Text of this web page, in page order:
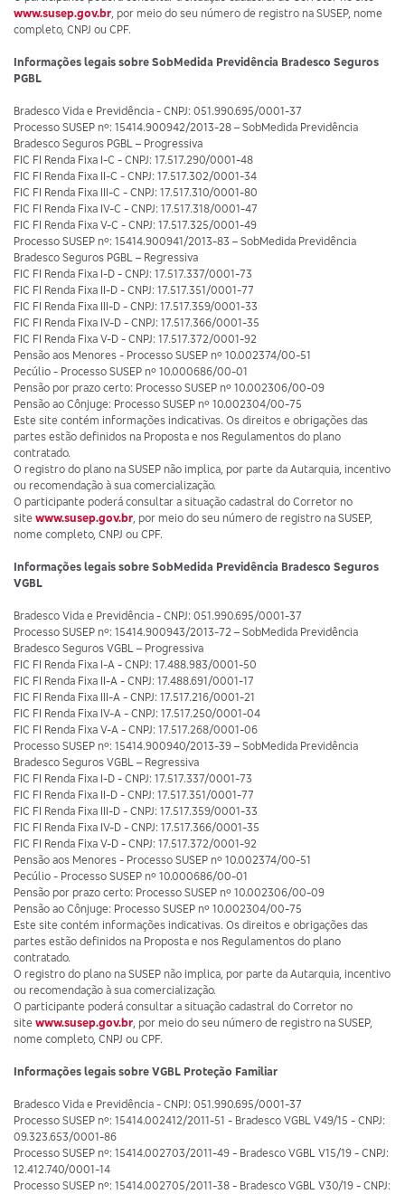
www.susep.gov.br, por meio do seu número de registro na SUSEP, nome
completo, CNPJ ou CPF.
Informações legais sobre SobMedida Previdência Bradesco Seguros
PGBL
Bradesco Vida e Previdência - CNPJ: 051.990.695/0001-37
Processo SUSEP nº: 15414.900942/2013-28 – SobMedida Previdência
Bradesco Seguros PGBL – Progressiva
FIC FI Renda Fixa I-C - CNPJ: 17.517.290/0001-48
FIC FI Renda Fixa II-C - CNPJ: 17.517.302/0001-34
FIC FI Renda Fixa III-C - CNPJ: 17.517.310/0001-80
FIC FI Renda Fixa IV-C - CNPJ: 17.517.318/0001-47
FIC FI Renda Fixa V-C - CNPJ: 17.517.325/0001-49
Processo SUSEP nº: 15414.900941/2013-83 – SobMedida Previdência
Bradesco Seguros PGBL – Regressiva
FIC FI Renda Fixa I-D - CNPJ: 17.517.337/0001-73
FIC FI Renda Fixa II-D - CNPJ: 17.517.351/0001-77
FIC FI Renda Fixa III-D - CNPJ: 17.517.359/0001-33
FIC FI Renda Fixa IV-D - CNPJ: 17.517.366/0001-35
FIC FI Renda Fixa V-D - CNPJ: 17.517.372/0001-92
Pensão aos Menores - Processo SUSEP nº 10.002374/00-51
Pecúlio - Processo SUSEP nº 10.000686/00-01
Pensão por prazo certo: Processo SUSEP nº 10.002306/00-09
Pensão ao Cônjuge: Processo SUSEP nº 10.002304/00-75
Este site contém informações indicativas. Os direitos e obrigações das
partes estão definidos na Proposta e nos Regulamentos do plano
contratado.
O registro do plano na SUSEP não implica, por parte da Autarquia, incentivo
ou recomendação à sua comercialização.
O participante poderá consultar a situação cadastral do Corretor no
site www.susep.gov.br, por meio do seu número de registro na SUSEP,
nome completo, CNPJ ou CPF.
Informações legais sobre SobMedida Previdência Bradesco Seguros
VGBL
Bradesco Vida e Previdência - CNPJ: 051.990.695/0001-37
Processo SUSEP nº: 15414.900943/2013-72 – SobMedida Previdência
Bradesco Seguros VGBL – Progressiva
FIC FI Renda Fixa I-A - CNPJ: 17.488.983/0001-50
FIC FI Renda Fixa II-A - CNPJ: 17.488.691/0001-17
FIC FI Renda Fixa III-A - CNPJ: 17.517.216/0001-21
FIC FI Renda Fixa IV-A - CNPJ: 17.517.250/0001-04
FIC FI Renda Fixa V-A - CNPJ: 17.517.268/0001-06
Processo SUSEP nº: 15414.900940/2013-39 – SobMedida Previdência
Bradesco Seguros VGBL – Regressiva
FIC FI Renda Fixa I-D - CNPJ: 17.517.337/0001-73
FIC FI Renda Fixa II-D - CNPJ: 17.517.351/0001-77
FIC FI Renda Fixa III-D - CNPJ: 17.517.359/0001-33
FIC FI Renda Fixa IV-D - CNPJ: 17.517.366/0001-35
FIC FI Renda Fixa V-D - CNPJ: 17.517.372/0001-92
Pensão aos Menores - Processo SUSEP nº 10.002374/00-51
Pecúlio - Processo SUSEP nº 10.000686/00-01
Pensão por prazo certo: Processo SUSEP nº 10.002306/00-09
Pensão ao Cônjuge: Processo SUSEP nº 10.002304/00-75
Este site contém informações indicativas. Os direitos e obrigações das
partes estão definidos na Proposta e nos Regulamentos do plano
contratado.
O registro do plano na SUSEP não implica, por parte da Autarquia, incentivo
ou recomendação à sua comercialização.
O participante poderá consultar a situação cadastral do Corretor no
site www.susep.gov.br, por meio do seu número de registro na SUSEP,
nome completo, CNPJ ou CPF.
Informações legais sobre VGBL Proteção Familiar
Bradesco Vida e Previdência - CNPJ: 051.990.695/0001-37
Processo SUSEP nº: 15414.002412/2011-51 - Bradesco VGBL V49/15 - CNPJ:
09.323.653/0001-86
Processo SUSEP nº: 15414.002703/2011-49 - Bradesco VGBL V15/19 - CNPJ:
12.412.740/0001-14
Processo SUSEP nº: 15414.002705/2011-38 - Bradesco VGBL V30/19 - CNPJ: